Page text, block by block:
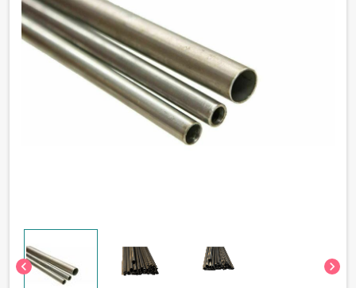
chevron_left chevron_right